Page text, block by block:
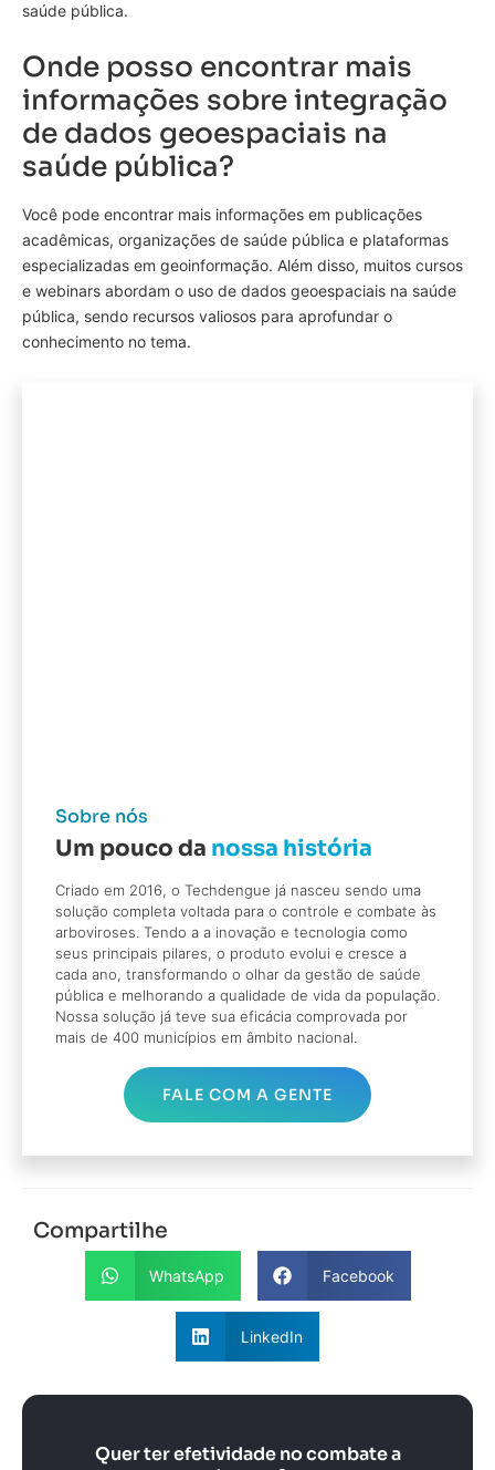
saúde pública.
Onde posso encontrar mais
informações sobre integração
de dados geoespaciais na
saúde pública?
Você pode encontrar mais informações em publicações
acadêmicas, organizações de saúde pública e plataformas
especializadas em geoinformação. Além disso, muitos cursos
e webinars abordam o uso de dados geoespaciais na saúde
pública, sendo recursos valiosos para aprofundar o
conhecimento no tema.
Sobre nós
Um pouco da nossa história
Criado em 2016, o Techdengue já nasceu sendo uma
solução completa voltada para o controle e combate às
arboviroses. Tendo a a inovação e tecnologia como
seus principais pilares, o produto evolui e cresce a
cada ano, transformando o olhar da gestão de saúde
pública e melhorando a qualidade de vida da população.
Nossa solução já teve sua eficácia comprovada por
mais de 400 municípios em âmbito nacional.
FALE COM A GENTE
Compartilhe
WhatsApp Facebook
LinkedIn
Quer ter efetividade no combate a